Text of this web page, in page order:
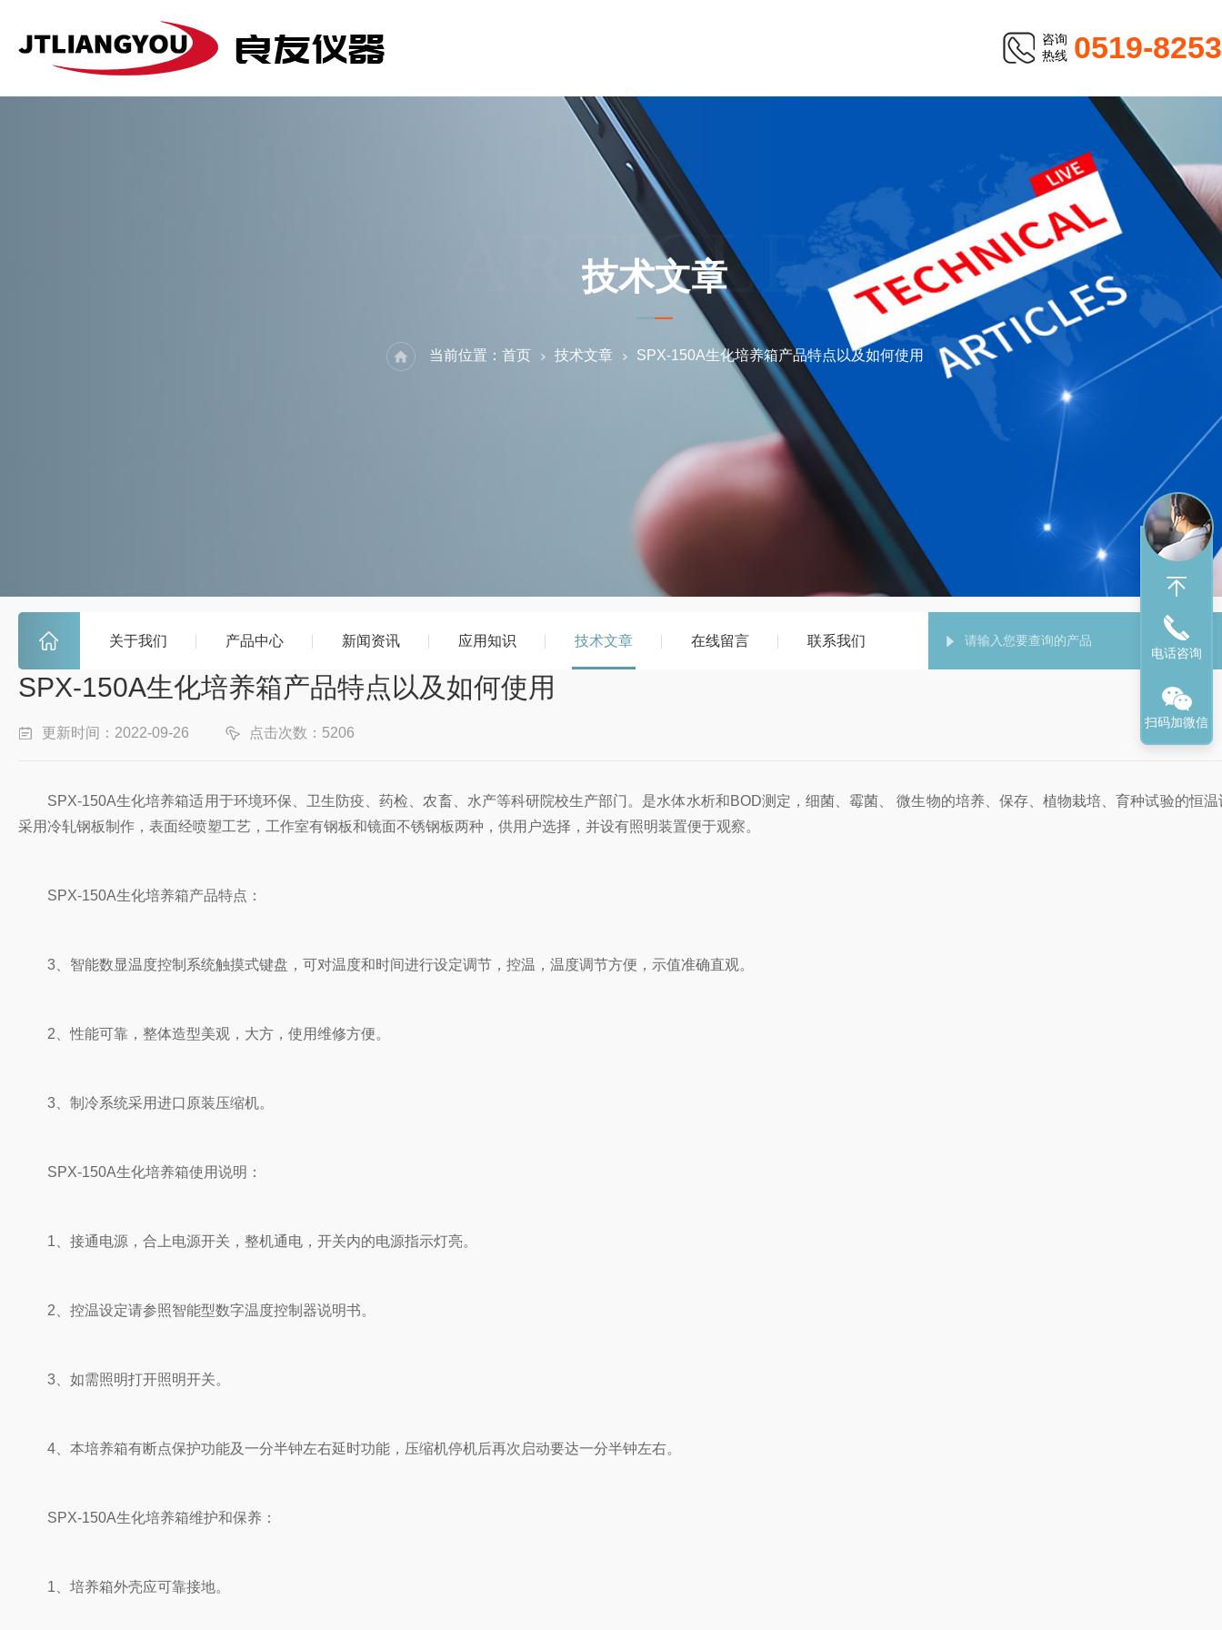
咨询
热线 0519-
关于我们 产品中心 新闻资讯 应用知识 技术文章 在线留言 联系我们
ARTICLES
技术文章
当前位置： 首页 技术文章 SPX-150A生化培养箱产品特点以及如何使用
SPX-150A生化培养箱产品特点以及如何使用
更新时间：2022-09-26 点击次数：5206
SPX-150A生化培养箱适用于环境环保、卫生防疫、药检、农畜、水产等科研院校生产部门。是水体水析和BOD测定，细菌、霉菌、 微生物的培养、保存、植物栽培、育种试验的恒温
采用冷轧钢板制作，表面经喷塑工艺，工作室有钢板和镜面不锈钢板两种，供用户选择，并设有照明装置便于观察。
SPX-150A生化培养箱产品特点：
3、智能数显温度控制系统触摸式键盘，可对温度和时间进行设定调节，控温，温度调节方便，示值准确直观。
2、性能可靠，整体造型美观，大方，使用维修方便。
3、制冷系统采用进口原装压缩机。
SPX-150A生化培养箱使用说明：
1、接通电源，合上电源开关，整机通电，开关内的电源指示灯亮。
2、控温设定请参照智能型数字温度控制器说明书。
3、如需照明打开照明开关。
4、本培养箱有断点保护功能及一分半钟左右延时功能，压缩机停机后再次启动要达一分半钟左右。
SPX-150A生化培养箱维护和保养：
1、培养箱外壳应可靠接地。
电话咨询
扫码加微信